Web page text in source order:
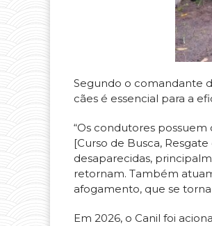
Segundo o comandante
cães é essencial para a
“Os condutores
[Curso de Busca,
desaparecidas,
retornam. Também
afogamento, que se
Em 2026, o Canil foi